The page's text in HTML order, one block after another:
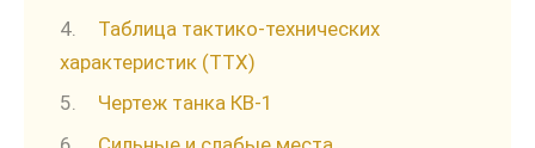
Таблица тактико-технических
характеристик (ТТХ)
Чертеж танка КВ-1